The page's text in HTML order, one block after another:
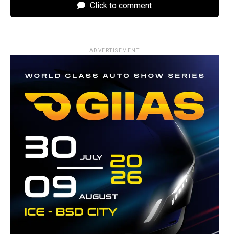
Click to comment
ADVERTISEMENT